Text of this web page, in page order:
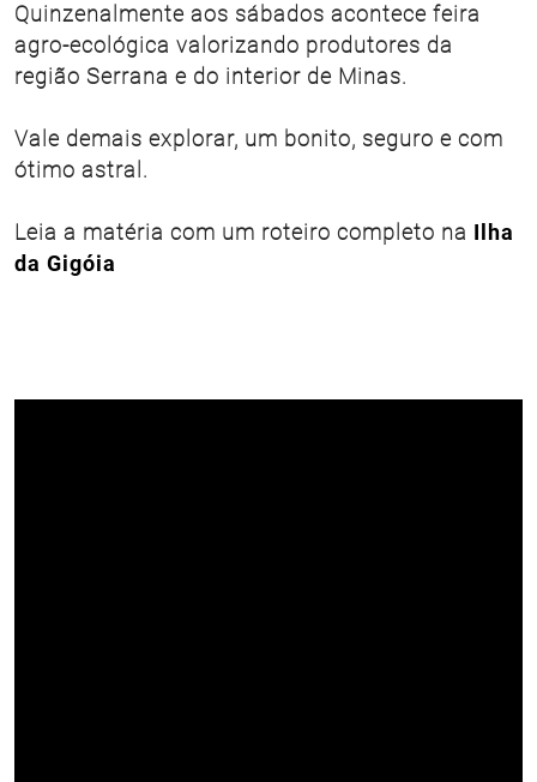
Quinzenalmente aos sábados acontece feira
agro-ecológica valorizando produtores da
região Serrana e do interior de Minas.
Vale demais explorar, um bonito, seguro e com
ótimo astral.
Leia a matéria com um roteiro completo na Ilha
da Gigóia